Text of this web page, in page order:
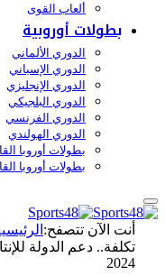
ألعاب القوى
بطولات أوروبية
الدوري الألماني
الدوري الإسباني
الدوري الإنجليزي
الدوري البلجيكي
الدوري الفرنسي
الدوري الهولندي
بطولات أوروبا
بطولات أوروبا
أنت الآن تتصفح:الرئيسية
2024